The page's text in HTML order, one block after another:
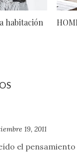
habitación
19, 2011
el